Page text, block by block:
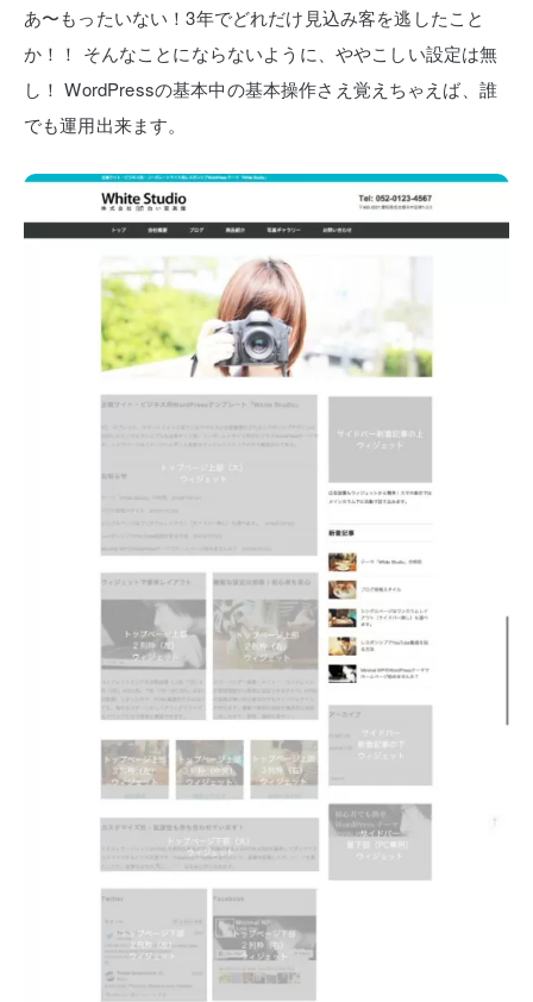
あ〜もったいない！3年でどれだけ見込み客を逃したこと
か！！ そんなことにならないように、ややこしい設定は無
し！ WordPressの基本中の基本操作さえ覚えちゃえば、誰
でも運用出来ます。